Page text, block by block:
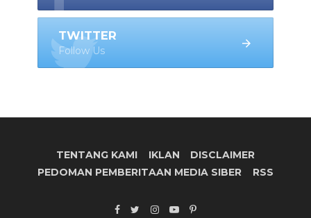
TWITTER
Follow Us
TENTANG KAMI IKLAN
DISCLAIMER
PEDOMAN PEMBERITAAN MEDIA SIBER
RSS